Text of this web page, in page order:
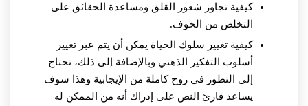
كيفية تجاوز شعور القلق ومساعدة الحقائق على
التخلص من الخوف.
كيفية تغيير سلوك الحياة يمكن أن يتم عبر تغيير
أسلوب التفكير الذهني وبالإضافة إلى ذلك، تحتاج
إلى التطور في روح كاملة من الإيجابية وهذا سوف
يساعد قارئ النص على إدراك أنه من الممكن له